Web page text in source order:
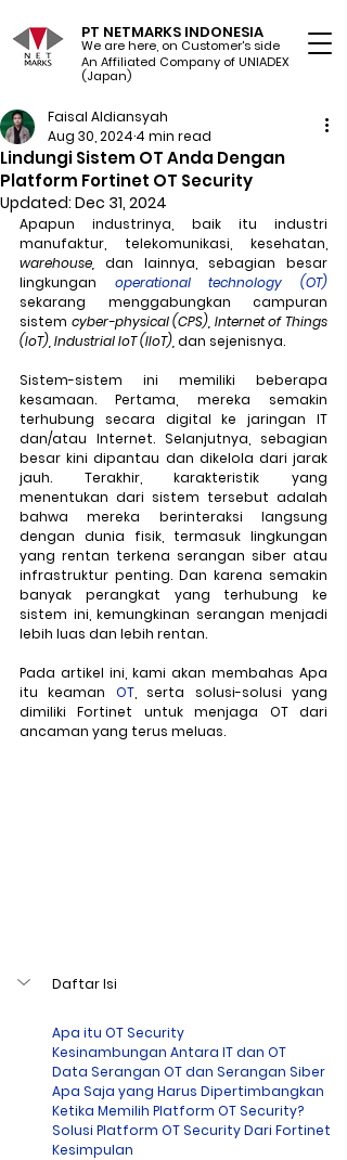
PT NETMARKS INDONESIA
We are here, on Customer's side
An Affiliated Company of UNIADEX Ltd.
(Japan)
Lindungi Sistem OT Anda Dengan
Platform Fortinet OT Security
Faisal Aldiansyah
Aug 30, 2024 4 min read
Updated: Dec 31, 2024
Apapun industrinya, baik itu industri
warehouse, dan lainnya, sebagian besar
lingkungan operational technology
(OT)
sekarang menggabungkan campuran
sistem cyber-physical (CPS), Internet of Things
(IoT), Industrial IoT(IIoT), dan sejenisnya.
Sistem-sistem ini memiliki beberapa
kesamaan. Pertama, mereka semakin
terhubung secara digital ke jaringan IT
dan/atau Internet. Selanjutnya, sebagian
besar kini dipantau dan dikelola dari jarak
jauh. Terakhir, karakteristik yang
menentukan dari sistem tersebut adalah
bahwa mereka berinteraksi langsung
dengan dunia fisik, termasuk lingkungan
yang rentan terkena serangan siber atau
infrastruktur penting. Dan karena semakin
banyak perangkat yang terhubung ke
sistem ini, kemungkinan serangan menjadi
lebih luas dan lebih rentan.
Pada artikel ini, kami akan membahas Apa
itu keaman OT, serta solusi-solusi yang
dimiliki Fortinet untuk menjaga OT dari
ancaman yang terus meluas.
Daftar Isi
Apa itu OT Security
Kesinambungan Antara IT dan OT
Data Serangan OT dan Serangan Siber
Apa Saja yang Harus Dipertimbangkan
Ketika Memilih Platform OT Security?
Solusi Platform OT Security Dari Fortinet
Kesimpulan